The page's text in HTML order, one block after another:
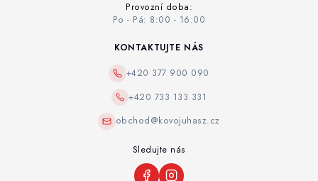
Provozní doba:
Po - Pá: 8:00 - 16:00
KONTAKTUJTE NÁS
+420 377 900 090
+420 733 133 331
obchod@kovojuhasz.cz
Sledujte nás